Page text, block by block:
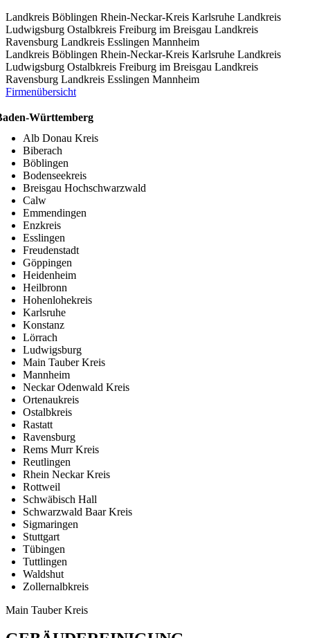
Landkreis Böblingen Rhein-Neckar-Kreis Karlsruhe Landkreis
Ludwigsburg Ostalbkreis Freiburg im Breisgau Landkreis
Ravensburg Landkreis Esslingen Mannheim
Landkreis Böblingen Rhein-Neckar-Kreis Karlsruhe Landkreis
Ludwigsburg Ostalbkreis Freiburg im Breisgau Landkreis
Ravensburg Landkreis Esslingen Mannheim
Firmenübersicht
Württemberg
Alb Donau Kreis
Biberach
Böblingen
Bodenseekreis
Breisgau Hochschwarzwald
Calw
Emmendingen
Enzkreis
Esslingen
Freudenstadt
Göppingen
Heidenheim
Heilbronn
Hohenlohekreis
Karlsruhe
Konstanz
Lörrach
Ludwigsburg
Main Tauber Kreis
Mannheim
Neckar Odenwald Kreis
Ortenaukreis
Ostalbkreis
Rastatt
Ravensburg
Rems Murr Kreis
Reutlingen
Rhein Neckar Kreis
Rottweil
Schwäbisch Hall
Schwarzwald Baar Kreis
Sigmaringen
Stuttgart
Tübingen
Tuttlingen
Waldshut
Zollernalbkreis
Main Tauber Kreis